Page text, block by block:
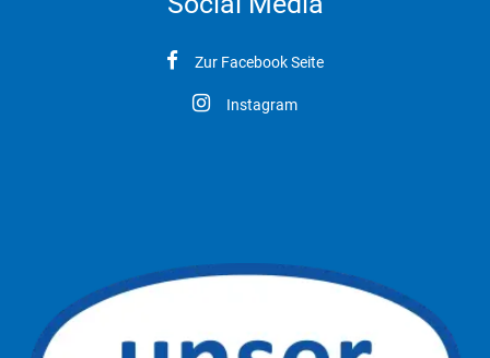
Zur Facebook Seite
Instagram